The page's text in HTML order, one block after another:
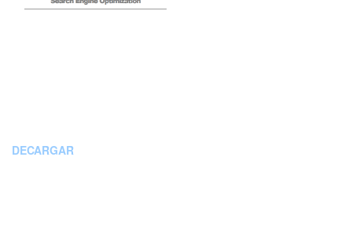
DECARGAR